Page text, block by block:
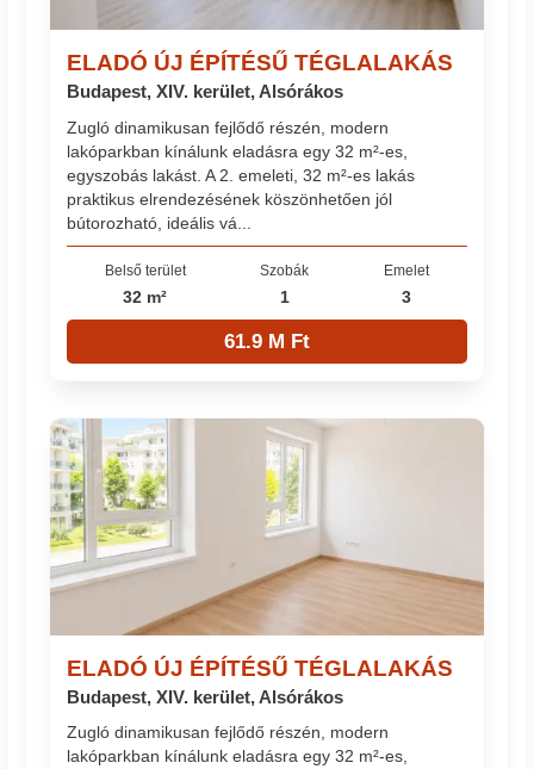
ELADÓ ÚJ ÉPÍTÉSŰ TÉGLALAKÁS
Budapest, XIV. kerület, Alsórákos
Zugló dinamikusan fejlődő részén, modern
lakóparkban kínálunk eladásra egy 32 m²-es,
egyszobás lakást. A 2. emeleti, 32 m²-es lakás
praktikus elrendezésének köszönhetően jól
bútorozható, ideális vá...
Belső terület
32 m²
Szobák
1
Emelet
3
61.9 M Ft
ELADÓ ÚJ ÉPÍTÉSŰ TÉGLALAKÁS
Budapest, XIV. kerület, Alsórákos
Zugló dinamikusan fejlődő részén, modern
lakóparkban kínálunk eladásra egy 32 m²-es,